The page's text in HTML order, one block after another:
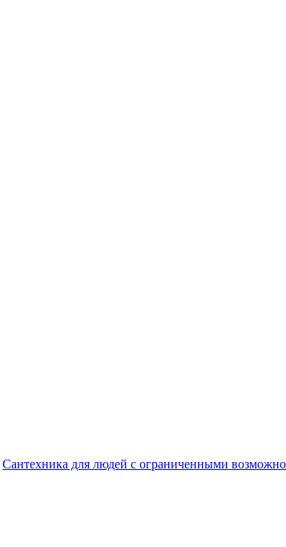
Сантехника для людей с ограниченными